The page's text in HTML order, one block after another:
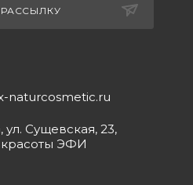
naturcosmetic.ru
ул. Сущевская, 23,
ЭФИ